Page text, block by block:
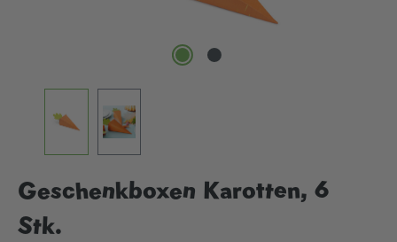
Geschenkboxen Karotten, 6
Stk.